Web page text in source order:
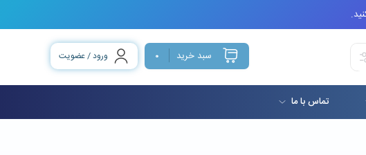
سبد خرید 0 ورود / عضویت
تماس با ما